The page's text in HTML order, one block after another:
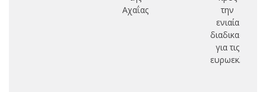
Αχαΐας
την
ενιαία
διαδικασία
για τις
ευρωεκλογές